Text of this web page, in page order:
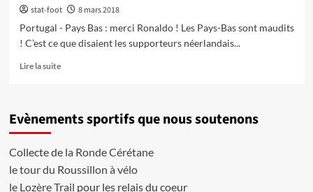
stat-foot
8 mars 2018
Portugal - Pays Bas : merci Ronaldo ! Les Pays-Bas sont maudits
! C’est ce que disaient les supporteurs néerlandais...
Lire la suiteEn
Portugal
Bas
Fifa
ultimate
Evènements sportifs que nous soutenons
Collecte de la Ronde Cérétane
le tour du Roussillon à vélo
le Lozère Trail pour les relais du coeur